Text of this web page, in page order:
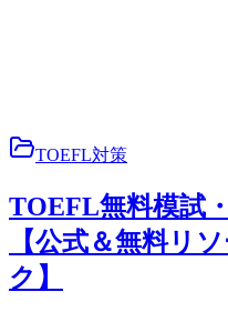
TOEFL対策
TOEFL無料模試
【公式＆無料リ
ク】